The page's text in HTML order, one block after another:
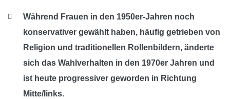
Während Frauen in den 1950er-Jahren noch
konservativer gewählt haben, häufig getrieben von
Religion und traditionellen Rollenbildern, änderte
sich das Wahlverhalten in den 1970er Jahren und
ist heute progressiver geworden in Richtung
Mitte/links.